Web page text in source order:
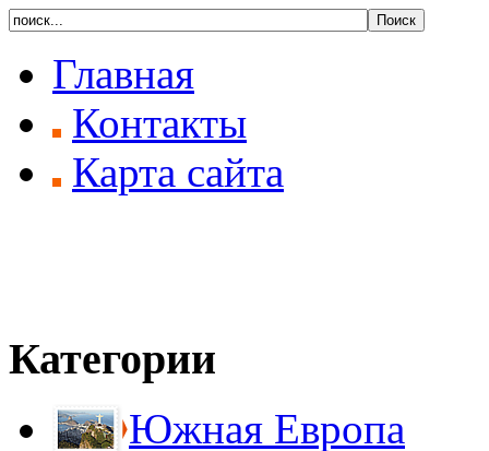
Главная
Контакты
Карта сайта
Категории
Южная Европа